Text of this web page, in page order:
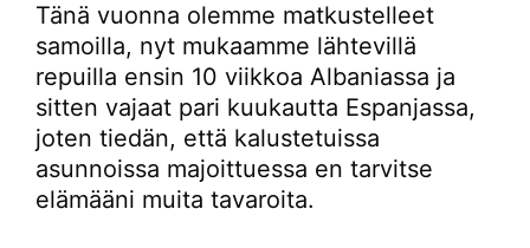
Tänä vuonna olemme matkustelleet
samoilla, nyt mukaamme lähtevillä
repuilla ensin 10 viikkoa Albaniassa ja
sitten vajaat pari kuukautta Espanjassa,
joten tiedän, että kalustetuissa
asunnoissa majoittuessa en tarvitse
elämääni muita tavaroita.